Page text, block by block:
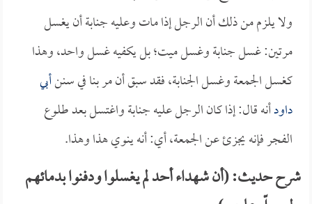
ولا يلزم من ذلك أن الرجل إذا مات وعليه جنابة أن يغسل
مرتين: غسل جنابة وغسل ميت؛ بل يكفيه غسل واحد، وهذا
كغسل الجمعة وغسل الجنابة، فقد سبق أن مر بنا في سننأبي
داودأنه قال: إذا كان الرجل عليه جنابة واغتسل بعد طلوع
الفجر فإنه يجزئ عن الجمعة، أي: أنه ينوي هذا وهذا.
شرح حديث: (أن شهداء أحد لم يغسلوا ودفنوا بدمائهم